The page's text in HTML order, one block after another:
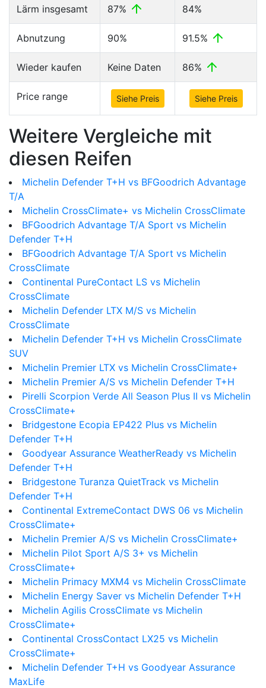
Lärm insgesamt 87% 84%
Abnutzung 90% 91.5%
Wieder kaufen Keine Daten 86%
Price range Siehe Preis Siehe Preis
Weitere Vergleiche mit
diesen Reifen
Michelin Defender T+H vs BFGoodrich Advantage
T/A
Michelin CrossClimate+ vs Michelin CrossClimate
BFGoodrich Advantage T/A Sport vs Michelin
Defender T+H
BFGoodrich Advantage T/A Sport vs Michelin
CrossClimate
Continental PureContact LS vs Michelin
CrossClimate
Michelin Defender LTX M/S vs Michelin
CrossClimate
Michelin Defender T+H vs Michelin CrossClimate
SUV
Michelin Premier LTX vs Michelin CrossClimate+
Michelin Premier A/S vs Michelin Defender T+H
Pirelli Scorpion Verde All Season Plus II vs Michelin
CrossClimate+
Bridgestone Ecopia EP422 Plus vs Michelin
Defender T+H
Goodyear Assurance WeatherReady vs Michelin
Defender T+H
Bridgestone Turanza QuietTrack vs Michelin
Defender T+H
Continental ExtremeContact DWS 06 vs Michelin
CrossClimate+
Michelin Premier A/S vs Michelin CrossClimate+
Michelin Pilot Sport A/S 3+ vs Michelin
CrossClimate+
Michelin Primacy MXM4 vs Michelin CrossClimate
Michelin Energy Saver vs Michelin Defender T+H
Michelin Agilis CrossClimate vs Michelin
CrossClimate+
Continental CrossContact LX25 vs Michelin
CrossClimate+
Michelin Defender T+H vs Goodyear Assurance
MaxLife